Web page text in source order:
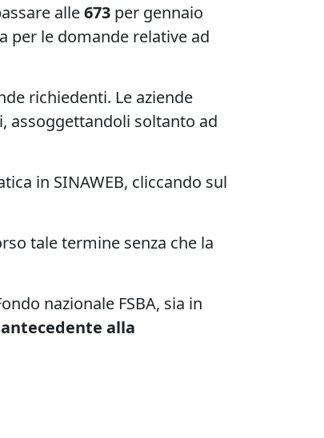
alle673 per gennaio
per le domande relative ad
richiedenti. Le aziende
assoggettandoli soltanto ad
in SINAWEB, cliccando sul
tale termine senza che la
nazionale FSBA, sia in
alla